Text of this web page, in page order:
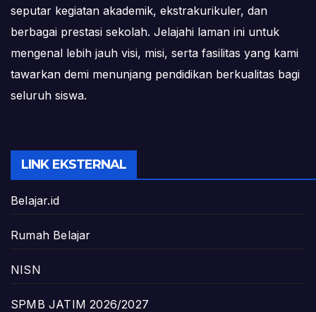
seputar kegiatan akademik, ekstrakurikuler, dan
berbagai prestasi sekolah. Jelajahi laman ini untuk
mengenal lebih jauh visi, misi, serta fasilitas yang kami
tawarkan demi menunjang pendidikan berkualitas bagi
seluruh siswa.
LINK EKSTERNAL
Belajar.id
Rumah Belajar
NISN
SPMB JATIM 2026/2027